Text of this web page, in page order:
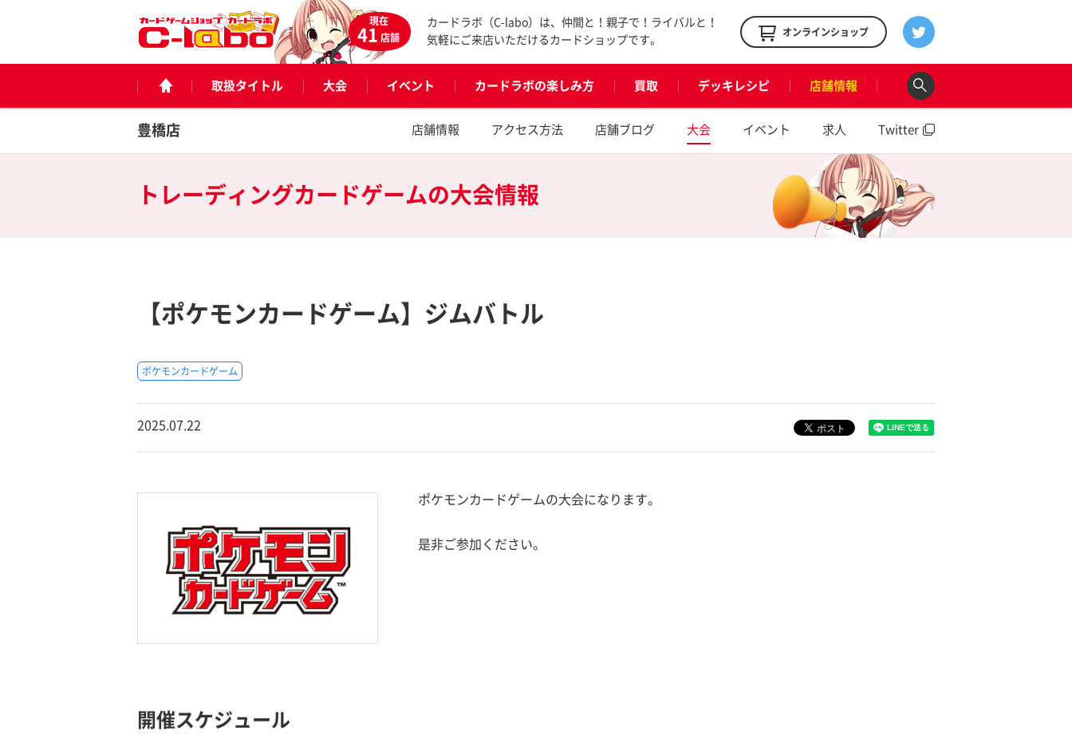
現在
41店舗
カードラボ（C-labo）は、仲間と！親子で！ライバルと！
気軽にご来店いただけるカードショップです。
オンラインショップ
取扱タイトル 大会 イベント カードラボの楽しみ方 買取 デッキレシピ 店舗情報
豊橋店 店舗情報 アクセス方法 店舗ブログ 大会 イベント 求人 Twitter
トレーディングカードゲームの大会情報
【ポケモンカードゲーム】ジムバトル
ポケモンカードゲーム
2025.07.22
ポケモンカードゲームの大会になります。
是非ご参加ください。
開催スケジュール